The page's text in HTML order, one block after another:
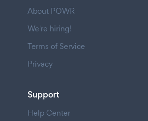
About POWR
We're hiring!
Terms of Service
Privacy
Support
Help Center